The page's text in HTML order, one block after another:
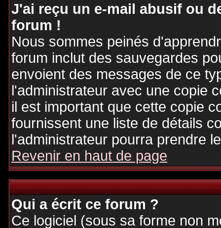
J'ai reçu un e-mail abusif ou
forum !
Nous sommes peinés
forum inclut des sauvegardes
envoient des messages de ce
l'administrateur avec une copie
il est important que cette copie
fournissent une liste de détails
l'administrateur pourra prendre
Revenir en haut de page
Qui a écrit ce forum ?
Ce logiciel (sous sa forme non